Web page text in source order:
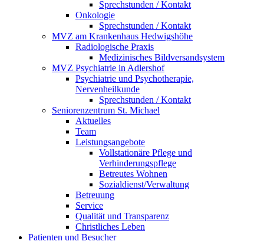
Sprechstunden / Kontakt
Onkologie
Sprechstunden / Kontakt
MVZ am Krankenhaus Hedwigshöhe
Radiologische Praxis
Medizinisches Bildversandsystem
MVZ Psychiatrie in Adlershof
Psychiatrie und Psychotherapie,
Nervenheilkunde
Sprechstunden / Kontakt
Seniorenzentrum St. Michael
Aktuelles
Team
Leistungsangebote
Vollstationäre Pflege und
Verhinderungspflege
Betreutes Wohnen
Sozialdienst/Verwaltung
Betreuung
Service
Qualität und Transparenz
Christliches Leben
Patienten und Besucher